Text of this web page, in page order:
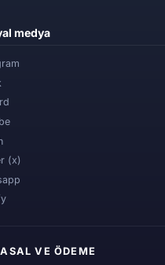
medya
(x)
VE ÖDEME